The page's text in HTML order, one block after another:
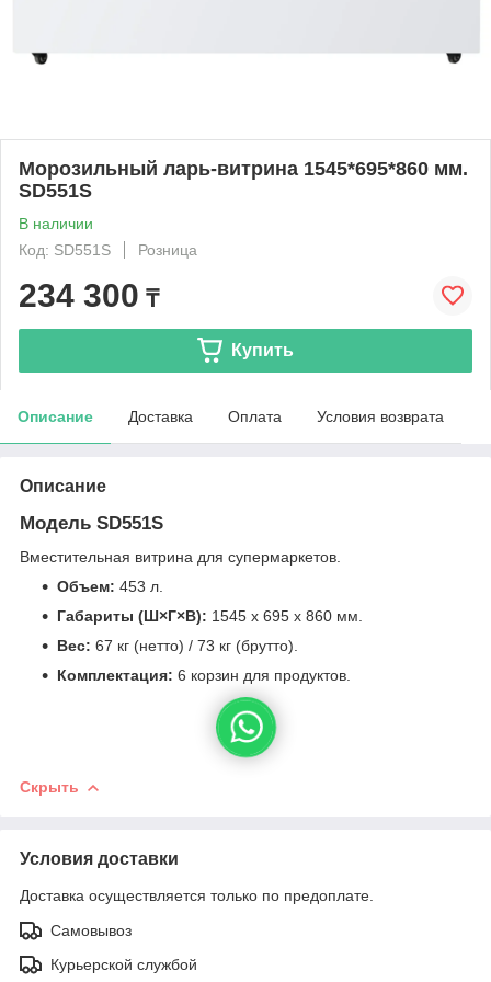
Морозильный ларь-витрина 1545*695*860 мм.
SD551S
В наличии
Код: SD551S
Розница
234 300 ₸
Купить
Описание Доставка Оплата Условия возврата
Описание
Модель SD551S
Вместительная витрина для супермаркетов.
Объем: 453 л.
Габариты (Ш×Г×В): 1545 x 695 x 860 мм.
Вес: 67 кг (нетто) / 73 кг (брутто).
Комплектация: 6 корзин для продуктов.
Скрыть
Условия доставки
Доставка осуществляется только по предоплате.
Самовывоз
Курьерской службой